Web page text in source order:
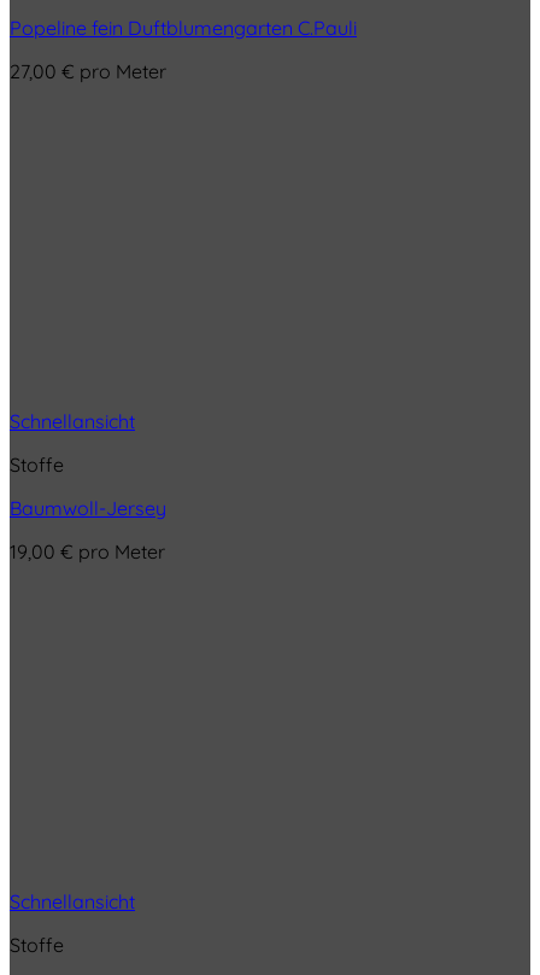
Popeline fein Duftblumengarten C.Pauli
27,00 € pro Meter
Schnellansicht
Stoffe
Baumwoll-Jersey
19,00 € pro Meter
Schnellansicht
Stoffe